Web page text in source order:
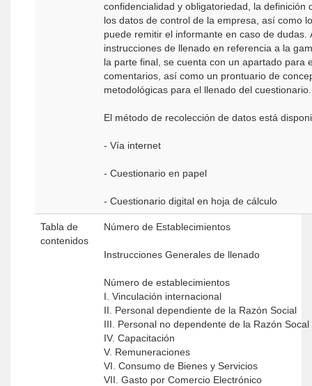
confidencialidad y obligatoriedad, la definición
los datos de control de la empresa, así como
puede remitir el informante en caso de dudas.
instrucciones de llenado en referencia a la
la parte final, se cuenta con un apartado para
comentarios, así como un prontuario de
metodológicas para el llenado del cuestionario.
El método de recolección de datos está
- Vía internet
- Cuestionario en papel
- Cuestionario digital en hoja de cálculo
Tabla de
contenidos
Número de Establecimientos
Instrucciones Generales de llenado
Número de establecimientos
I. Vinculación internacional
II. Personal dependiente de la Razón Social
III. Personal no dependente de la Razón Socal
IV. Capacitación
V. Remuneraciones
VI. Consumo de Bienes y Servicios
VII. Gasto por Comercio Electrónico